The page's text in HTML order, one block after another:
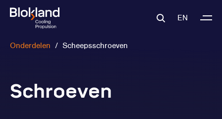
EN
Onderdelen / Scheepsschroeven
Schroeven